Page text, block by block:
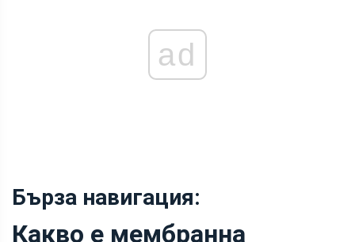
ad
Бърза навигация:
Какво е мембранна